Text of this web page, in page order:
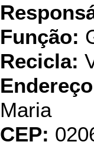
Função:
Recicla:
Maria
CEP: